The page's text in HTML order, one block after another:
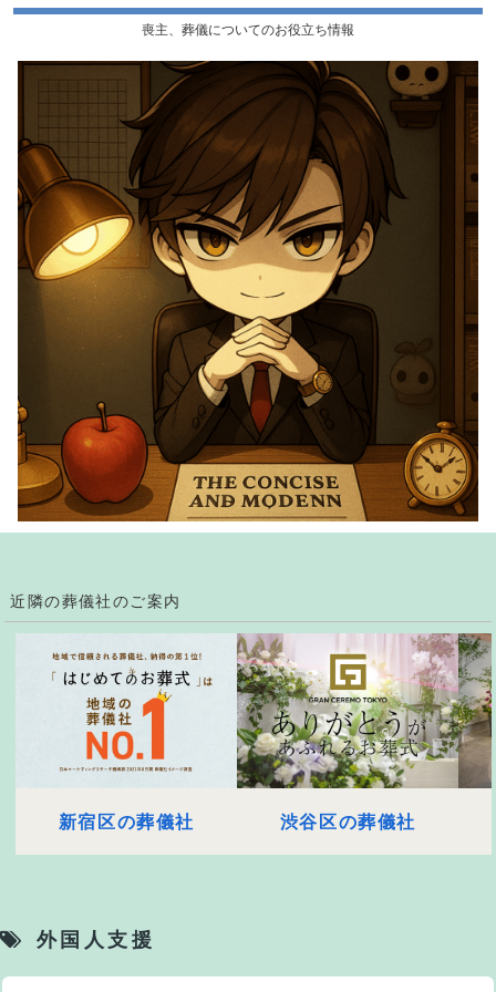
喪主、葬儀についてのお役立ち情報
近隣の葬儀社のご案内
新宿区の葬儀社 渋谷区の葬儀社
外国人支援